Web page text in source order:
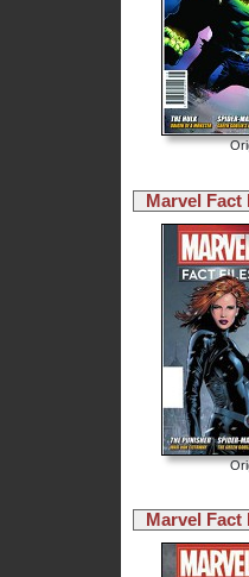
Marvel Fact
Marvel Fact